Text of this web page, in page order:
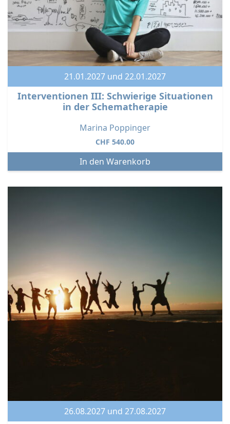
21.01.2027 und 22.01.2027
Interventionen III: Schwierige Situationen
in der Schematherapie
Marina Poppinger
CHF 540.00
26.08.2027 und 27.08.2027